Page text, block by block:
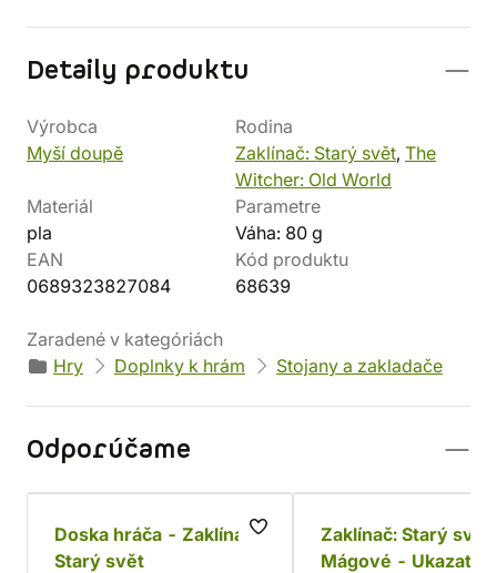
Detaily produktu
Výrobca
Myší doupě
Rodina
Zaklínač: Starý svět, The
Witcher: Old World
Materiál
pla
Parametre
Váha: 80 g
EAN
0689323827084
Kód produktu
68639
Zaradené v kategóriách
Hry
Doplnky k hrám Stojany a zakladače
Odporúčame
Doska hráča - Zaklínač:
Starý svět
Zaklínač: Starý
Mágové - Ukazatele